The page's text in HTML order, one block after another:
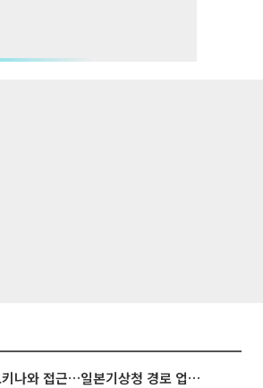
태풍 '돌핀' 오키나와 접근…일본기상청 경로 업데이트